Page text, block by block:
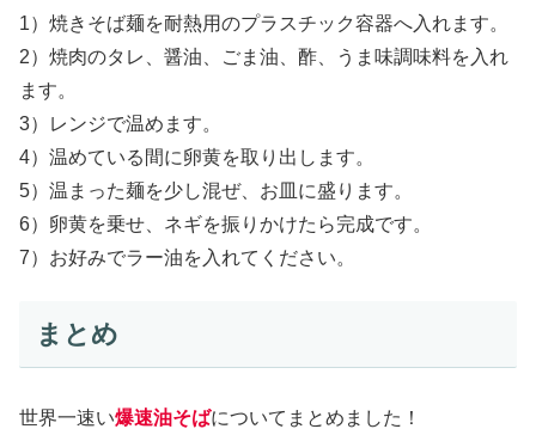
1）焼きそば麺を耐熱用のプラスチック容器へ入れます。
2）焼肉のタレ、醤油、ごま油、酢、うま味調味料を入れ
ます。
3）レンジで温めます。
4）温めている間に卵黄を取り出します。
5）温まった麺を少し混ぜ、お皿に盛ります。
6）卵黄を乗せ、ネギを振りかけたら完成です。
7）お好みでラー油を入れてください。
まとめ
世界一速い爆速油そばについてまとめました！